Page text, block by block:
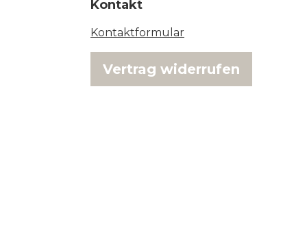
Kontakt
Kontaktformular
Vertrag widerrufen